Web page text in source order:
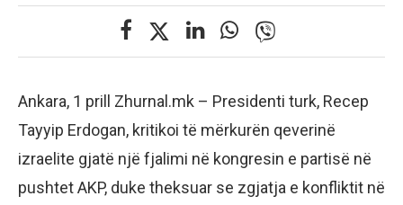
Ankara, 1 prill Zhurnal.mk – Presidenti turk, Recep
Tayyip Erdogan, kritikoi të mërkurën qeverinë
izraelite gjatë një fjalimi në kongresin e partisë në
pushtet AKP, duke theksuar se zgjatja e konfliktit në